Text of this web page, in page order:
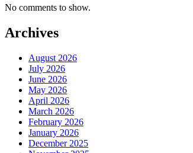
No comments to show.
Archives
August 2026
July 2026
June 2026
May 2026
April 2026
March 2026
February 2026
January 2026
December 2025